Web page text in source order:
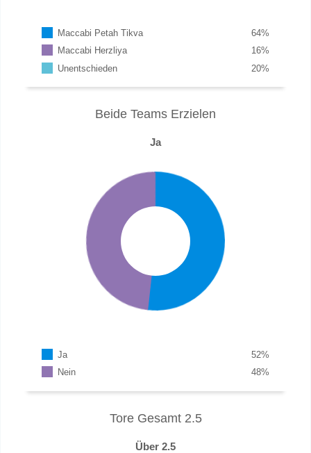
Maccabi Petah Tikva %
64
Maccabi Herzliya
%
16
Unentschieden
%
20
Beide Teams Erzielen
Ja
Ja %
52
Nein
%
48
Tore Gesamt 2.5
Über 2.5